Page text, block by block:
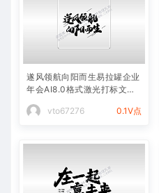
遂风领航向阳而生易拉罐企业
年会AI8.0格式激光打标文件
vto67276
0.1V点